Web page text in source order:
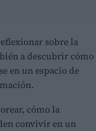
sobre la
a descubrir cómo
en un espacio de
cómo la
convivir en un